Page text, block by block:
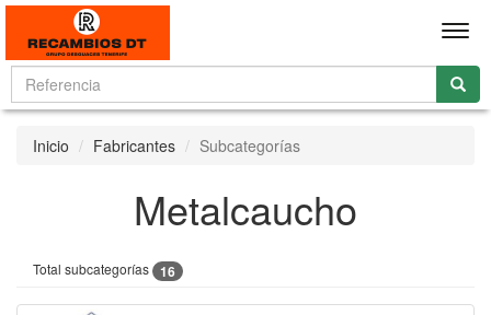
Inicio Fabricantes Subcategorías
Metalcaucho
Total subcategorías 16